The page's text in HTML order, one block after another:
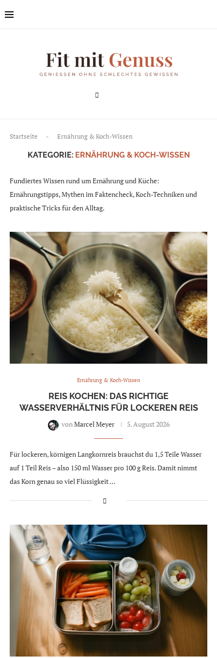
Startseite - Ernährung & Koch-Wissen
KATEGORIE: ERNÄHRUNG & KOCH-WISSEN
Fundiertes Wissen rund um Ernährung und Küche:
Ernährungstipps, Mythen im Faktencheck, Koch-Techniken und
praktische Tricks für den Alltag.
Ernährung & Koch-Wissen
REIS KOCHEN: DAS RICHTIGE
WASSERVERHÄLTNIS FÜR LOCKEREN REIS
vonMarcel Meyer 5. August 2026
Für lockeren, körnigen Langkornreis brauchst du 1,5 Teile Wasser
auf 1 Teil Reis – also 150 ml Wasser pro 100 g Reis. Damit nimmt
das Korn genau so viel Flüssigkeit …